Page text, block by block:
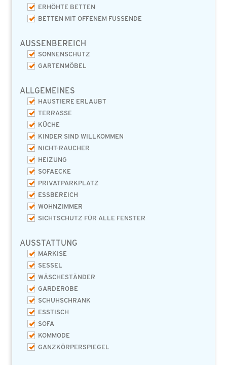
ERHÖHTE BETTEN
BETTEN MIT OFFENEM FUSSENDE
AUSSENBEREICH
SONNENSCHUTZ
GARTENMÖBEL
ALLGEMEINES
HAUSTIERE ERLAUBT
TERRASSE
KÜCHE
KINDER SIND WILLKOMMEN
NICHT-RAUCHER
HEIZUNG
SOFAECKE
PRIVATPARKPLATZ
ESSBEREICH
WOHNZIMMER
SICHTSCHUTZ FÜR ALLE FENSTER
AUSSTATTUNG
MARKISE
SESSEL
WÄSCHESTÄNDER
GARDEROBE
SCHUHSCHRANK
ESSTISCH
SOFA
KOMMODE
GANZKÖRPERSPIEGEL